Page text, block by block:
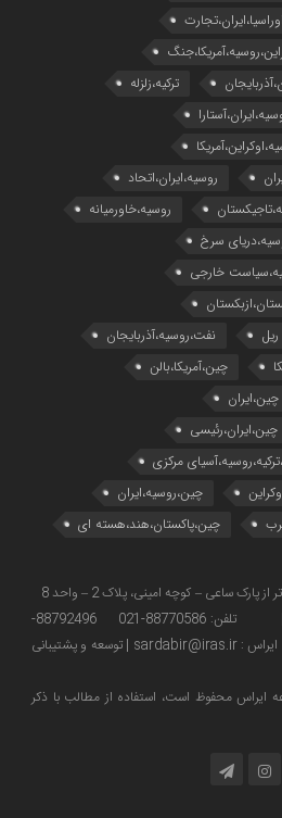
اوراسیا،ایران،تجارت
ترکیه،زلزله
روسیه،ایران،اتحاد
روسیه،خاورمیانه
سرخ
خارجی
ریل
نفت،روسیه،آذربایجان
چین،آمریکا،بالن
چین،ایران
چین،ایران،رئیسی
مرکزی
چین،روسیه،ایران
چین،پاکستان،هند،هسته ای
| کدپستی: 1434734368 | تلفن: 88770586-021 88792496-
توسعه و پشتیبانی
ایراس محفوظ است، استفاده از مطالب با ذكر